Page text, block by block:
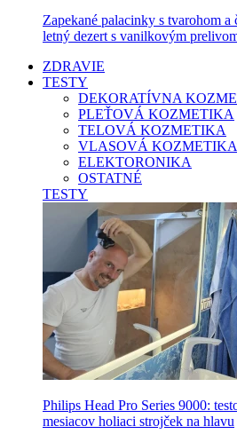
Zapekané palacinky s tvarohom
letný dezert s vanilkovým
ZDRAVIE
TESTY
DEKORATÍVNA
PLEŤOVÁ KOZMETIKA
TELOVÁ KOZMETIKA
VLASOVÁ KOZMETIKA
ELEKTORONIKA
OSTATNÉ
TESTY
Philips Head Pro Series 9000:
mesiacov holiaci strojček na hlavu